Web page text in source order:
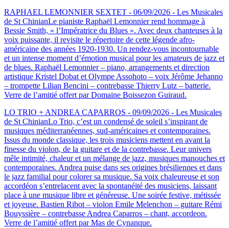
RAPHAEL LEMONNIER SEXTET - 06/09/2026 - Les Musicales
de St ChinianLe pianiste Raphaël Lemonnier rend hommage à
Bessie Smith, « l’Impératrice du Blues ». Avec deux chanteuses à la
voix puissante, il revisite le répertoire de cette légende afro-
américaine des années 1920-1930. Un rendez-vous incontournable
et un intense moment d’émotion musical pour les amateurs de jazz et
de blues. Raphaël Lemonnier – piano, arrangements et direction
artistique Kristel Dobat et Olympe Assohoto – voix Jérôme Jehanno
– trompette Lilian Bencini – contrebasse Thierry Lutz – batterie.
Verre de l’amitié offert par Domaine Boissezon Guiraud.
LO TRIO + ANDREA CAPARROS - 09/09/2026 - Les Musicales
de St ChinianLo Trio, c’est un condensé de soleil s’inspirant de
musiques méditerranéennes, sud-américaines et contemporaines.
Issus du monde classique, les trois musiciens mettent en avant la
finesse du violon, de la guitare et de la contrebasse. Leur univers
mêle intimité, chaleur et un mélange de jazz, musiques manouches et
contemporaines. Andrea puise dans ses origines brésiliennes et dans
le jazz familial pour colorer sa musique. Sa voix chaleureuse et son
accordéon s’entrelacent avec la spontanéité des musiciens, laissant
place à une musique libre et généreuse. Une soirée festive, métissée
et joyeuse. Bastien Ribot – violon Emile Melenchon – guitare Rémi
Bouyssière – contrebasse Andrea Caparros – chant, accordeon.
Verre de l’amitié offert par Mas de Cynanque.